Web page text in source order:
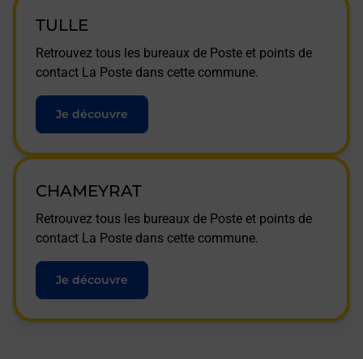
TULLE
Retrouvez tous les bureaux de Poste et points de
contact La Poste dans cette commune.
Je découvre
CHAMEYRAT
Retrouvez tous les bureaux de Poste et points de
contact La Poste dans cette commune.
Je découvre